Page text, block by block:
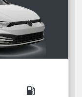
local_gas_station